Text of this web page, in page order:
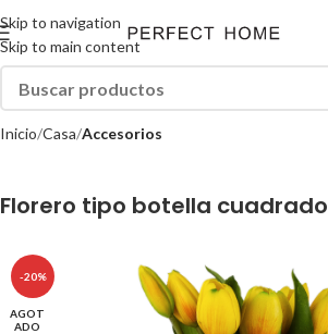
Skip to navigation
Skip to main content
Inicio Casa Accesorios
Florero tipo botella cuadrado
-20%
AGOT
ADO